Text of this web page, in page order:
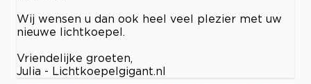
Wij wensen u dan ook heel veel plezier met uw
nieuwe lichtkoepel.
Vriendelijke groeten,
Julia - Lichtkoepelgigant.nl